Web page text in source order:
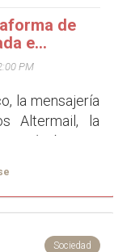
de
e...
PM
la mensajería
la
basada
e...
Sociedad